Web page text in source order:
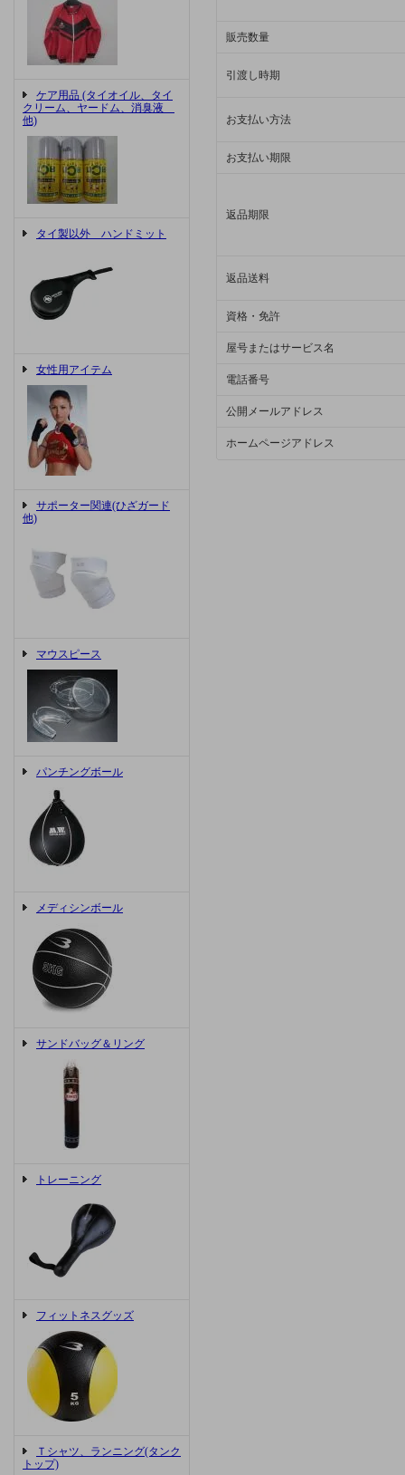
ケア用品 (タイオイル、タイ
クリーム、ヤードム、消臭液
他)
タイ製以外 ハンドミット
女性用アイテム
サポーター関連(ひざガード
他)
マウスピース
パンチングボール
メディシンボール
サンドバッグ＆リング
トレーニング
フィットネスグッズ
Ｔシャツ、ランニング(タンク
トップ)
販売数量
引渡し時期
お支払い方法
お支払い期限
返品期限
返品送料
資格・免許
屋号またはサービス名
電話番号
公開メールアドレス
ホームページアドレス